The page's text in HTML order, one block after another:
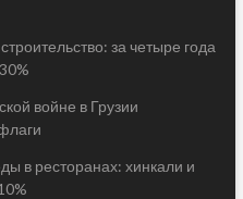
за четыре года
войне в Грузии
в ресторанах: хинкали и